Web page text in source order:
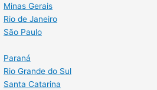
Minas Gerais
Rio de Janeiro
São Paulo
Paraná
Rio Grande do Sul
Santa Catarina